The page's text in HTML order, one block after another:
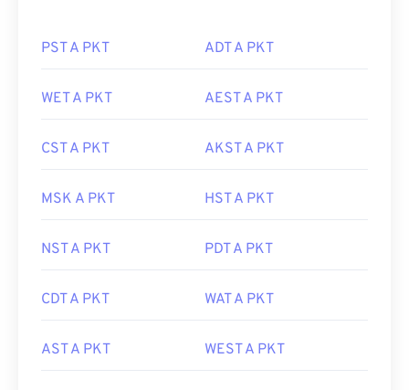
PST A PKT ADT A PKT
WET A PKT AEST A PKT
CST A PKT AKST A PKT
MSK A PKT HST A PKT
NST A PKT PDT A PKT
CDT A PKT WAT A PKT
AST A PKT WEST A PKT